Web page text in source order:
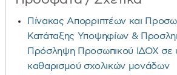
Πίνακας Απορριπτέων και
Κατάταξης Υποψηφίων &
Πρόσληψη Προσωπικού ΙΔΟΧ σε
καθαρισμού σχολικών μονάδων